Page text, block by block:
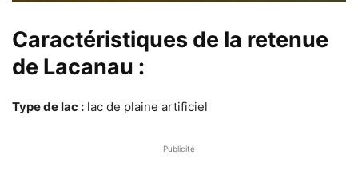
Caractéristiques de la retenue
de Lacanau :
Type de lac : lac de plaine artificiel
Publicité